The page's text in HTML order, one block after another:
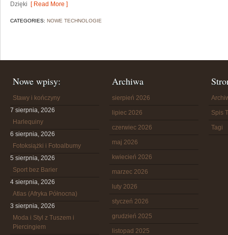
Dzięki [ Read More ]
CATEGORIES: NOWE TECHNOLOGIE
Nowe wpisy:
Stawy i kończyny
7 sierpnia, 2026
Harlequiny
6 sierpnia, 2026
Fotoksiążki i Fotoalbumy
5 sierpnia, 2026
Sport bez Barier
4 sierpnia, 2026
Atlas (Afryka Północna)
3 sierpnia, 2026
Moda i Styl z Tuszem i
Piercingiem
Archiwa
sierpień 2026
lipiec 2026
czerwiec 2026
maj 2026
kwiecień 2026
marzec 2026
luty 2026
styczeń 2026
grudzień 2025
listopad 2025
Spis
Tagi